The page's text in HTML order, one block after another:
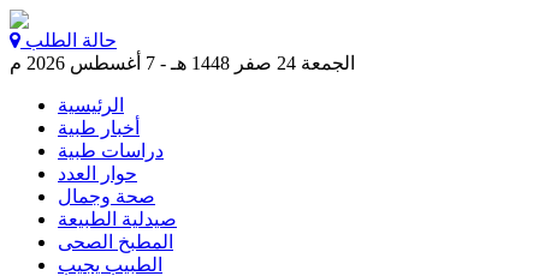
حالة الطلب
الجمعة 24 صفر 1448 هـ - 7 أغسطس 2026 م
الرئيسية
أخبار طبية
دراسات طبية
حوار العدد
صحة وجمال
صيدلية الطبيعة
المطبخ الصحى
الطبيب يجيب